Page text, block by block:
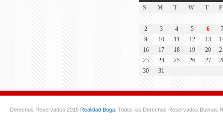
S
M T W T F
2 3 4 5 6
9
10 11 12 13
16
17 18 19 20
23
24 25 26 27
30
31
Derechos Reservados 2015 Realidad Boga . Todos los Derechos Reservados, Buenas